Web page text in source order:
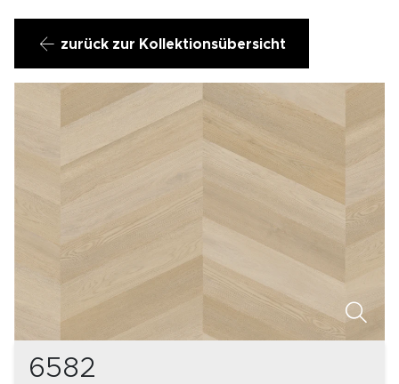
zurück zur Kollektionsübersicht
6582